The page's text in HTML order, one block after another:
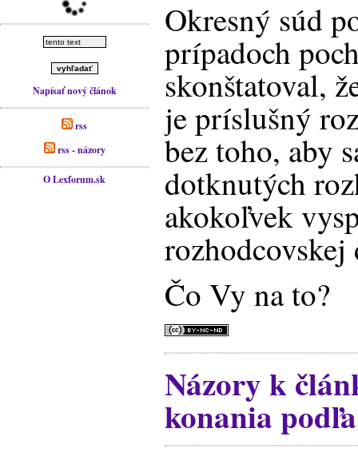
Napísať nový článok
rss
rss - názory
O Lexforum.sk
Okresný súd
prípadoch
skonštatoval,
je príslušný
bez toho, aby
dotknutých
akokoľvek
Čo Vy na to?
Názory k
konania